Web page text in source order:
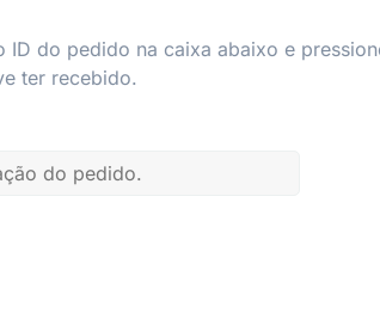
ID do pedido na caixa abaixo e
ter recebido.